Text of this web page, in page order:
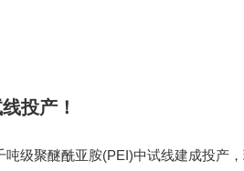
任务，销
投产！
级聚醚酰亚胺(PEI)中试线建成投产